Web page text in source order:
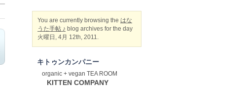
You are currently browsing the はな
うた手帖 ♪ blog archives for the day
火曜日, 4月 12th, 2011.
キトゥンカンパニー
organic + vegan TEA ROOM
KITTEN COMPANY